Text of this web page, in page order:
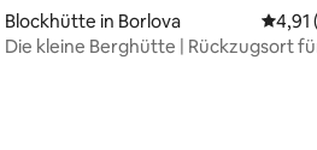
Bewertung: 4,99 von 5, 154
Blockhütte in Borlova
4,91
Die kleine Berghütte | Rückzugsort